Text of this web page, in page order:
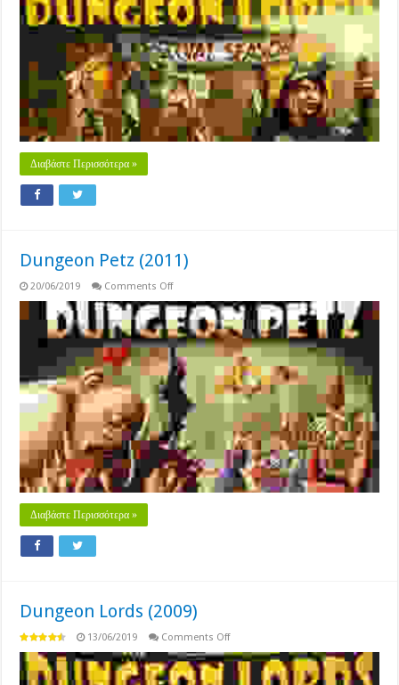
Διαβάστε Περισσότερα »
Dungeon Petz (2011)
20/06/2019 Comments Offon
Petz
(2011)
Διαβάστε Περισσότερα »
Dungeon Lords (2009)
13/06/2019 Comments Offon
Lords
(2009)